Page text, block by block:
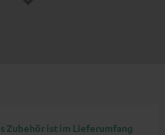
Zubehör ist im Lieferumfang